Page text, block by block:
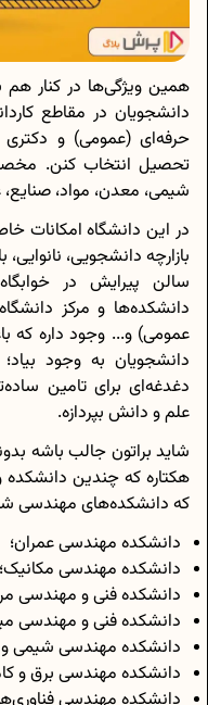
همین ویژگی‌ها در کنار
دانشجویان در مقاطع
حرفه‌ای (عمومی) و
تحصیل انتخاب کنن.
شیمی، معدن، مواد، صنایع،
در این دانشگاه امکانات
بازارچه دانشجویی،
سالن پیرایش در
دانشکده‌ها و مرکز
عمومی) و... وجود داره که
دانشجویان به وجود
دغدغه‌ای برای تامین
علم و دانش بپردازه.
هکتاره که چندین
که دانشکده‌های مهندسی
دانشکده مهندسی عمران؛
دانشکده مهندسی مکانیک؛
دانشکده فنی و مهندسی
دانشکده فنی و مهندسی
دانشکده مهندسی شیمی
دانشکده مهندسی برق و